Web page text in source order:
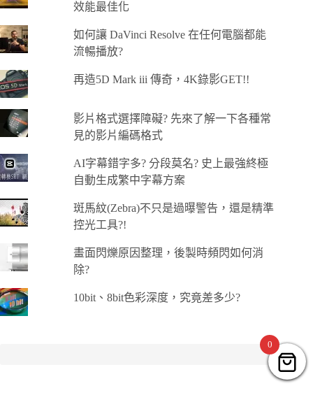
效能最佳化
如何讓 DaVinci Resolve 在任何電腦都能
流暢播放?
再造5D Mark iii 傳奇，4K錄影GET!!
影片格式選擇障礙? 先來了解一下各種常
見的影片編碼格式
AI字幕錯字多? 分段莫名? 史上最強終極
自動生成繁中字幕方案
斑馬紋(Zebra)不只是過曝警告，還是精準
控光工具?!
畫面閃爍原因整理，後製時頻閃如何消
除?
10bit、8bit色彩深度，究竟差多少?
0